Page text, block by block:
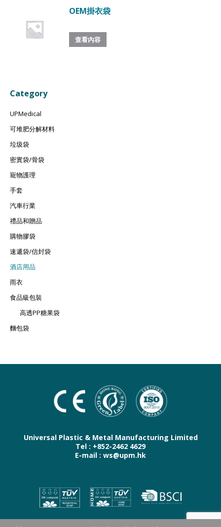
OEM掛衣袋
查看內容
Category
UPMedical
可堆肥分解材料
垃圾袋
密實袋/骨袋
寵物護理
手套
汽車行業
禮品和贈品
購物膠袋
速遞袋/信封袋
酒店用品
雨衣
食品級包裝
高透PP糖果袋
麵包袋
Universal Plastic & Metal Manufacturing Limited
Tel : +852-2462 4629
E-mail : ws@upm.hk